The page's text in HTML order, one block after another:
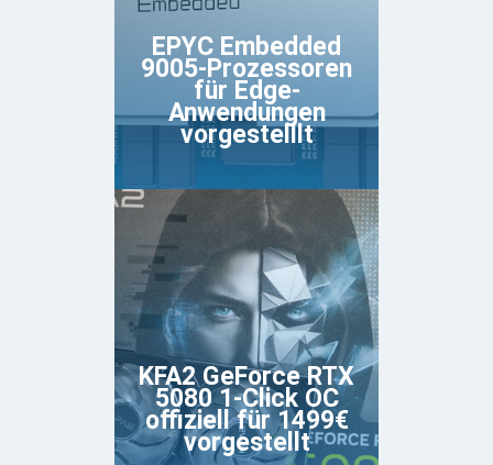
EPYC Embedded
9005-Prozessoren
für Edge-
Anwendungen
vorgestelllt
KFA2 GeForce RTX
5080 1-Click OC
offiziell für 1499€
vorgestellt